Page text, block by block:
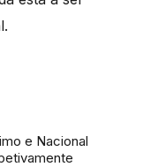
e Nacional